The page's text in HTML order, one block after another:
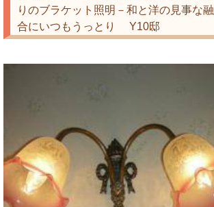
りのブラケット照明－和と洋の見事な融
合にいつもうっとり Y10邸